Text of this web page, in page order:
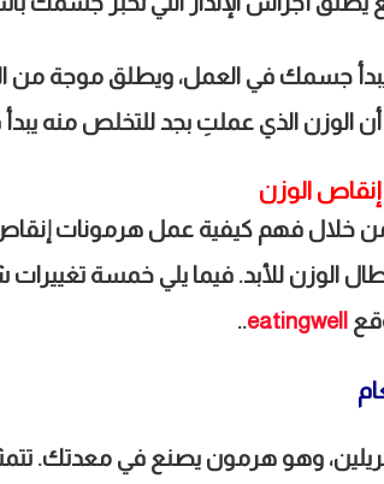
جسمك في العمل، ويطلق موجة من
أن الوزن الذي عملتِ بجد للتخلص منه
من خلال فهم كيفية عمل هرمونات
الوزن للأبد. فيما يلي خمسة
eatingwell
..
وهو هرمون يصنع في معدتك.